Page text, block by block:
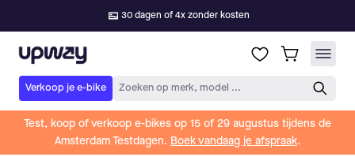
30 dagen of 4x zonder kosten
Upway
Verkoop je e-bike Zoeken op merk, model ...
Test, koop of verkoop e-bikes op 15 of 29 augustus tijdens de
Amsterdam Testdagen. Boek vandaag je afspraak.